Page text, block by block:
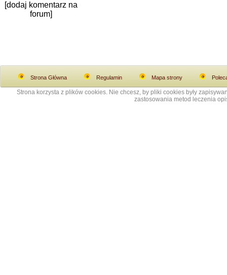
[dodaj komentarz na
forum]
Strona Główna Regulamin Mapa strony
Strona korzysta z plików cookies. Nie chcesz, by pliki cookies były
zastosowania metod leczenia